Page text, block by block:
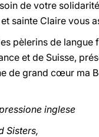
de votre
sainte Claire vous
pèlerins de langue
et de Suisse,
de grand cœur ma
inglese
Sisters,